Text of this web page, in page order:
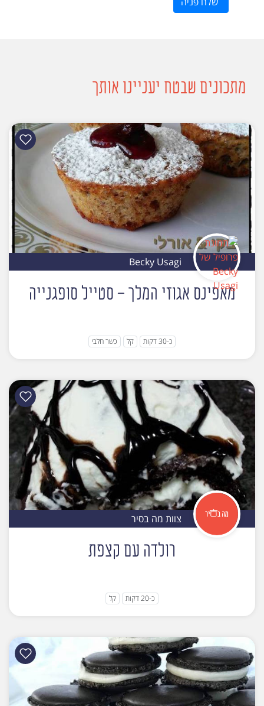
מתכונים שבטח יעניינו אותך
Becky Usagi
מאפינס אגוזי המלך - סטייל סופגנייה
כ-30 דקות קל כשר חלבי
צוות מה בסיר
רולדה עם קצפת
כ-20 דקות קל